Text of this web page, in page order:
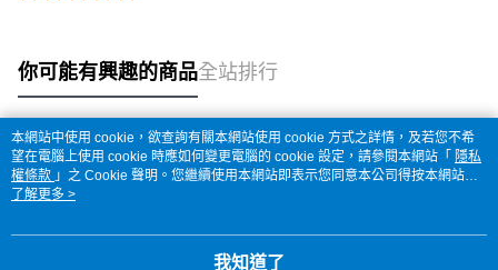
你可能有興趣的商品全站排行
熱門標籤
本網站中使用 cookie，欲查詢有關本網站使用 cookie 方式之詳情，及若您不希
望在電腦上使用 cookie 時應如何變更電腦的 cookie 設定，請參閱本網站「 隱私
權條款 」之 Cookie 聲明。您繼續使用本網站即表示您同意本公司得按本網站使
用條款之 Cookie 聲明使用 cookie。
了解更多 >
我知道了